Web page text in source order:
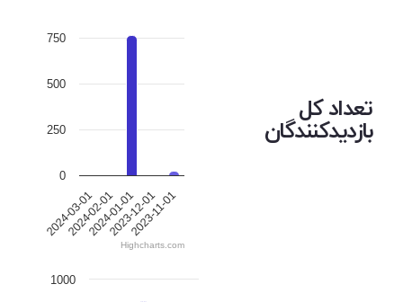
تعداد کل
بازدیدکنندگان
2024-03-01
2024-02-01
2024-01-01
2023-12-01
2023-11-01
0
250
500
750
Highcharts.com
1000